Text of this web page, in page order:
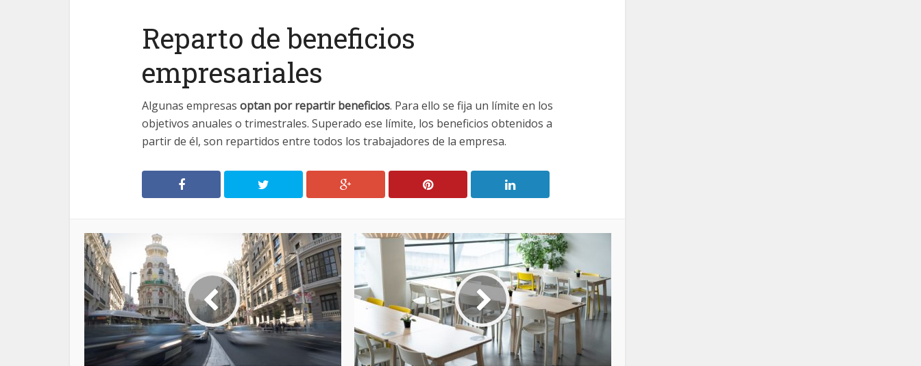
Reparto de beneficios
empresariales
Algunas empresas optan por repartir beneficios. Para ello se fija un límite en los
objetivos anuales o trimestrales. Superado ese límite, los beneficios obtenidos a
partir de él, son repartidos entre todos los trabajadores de la empresa.